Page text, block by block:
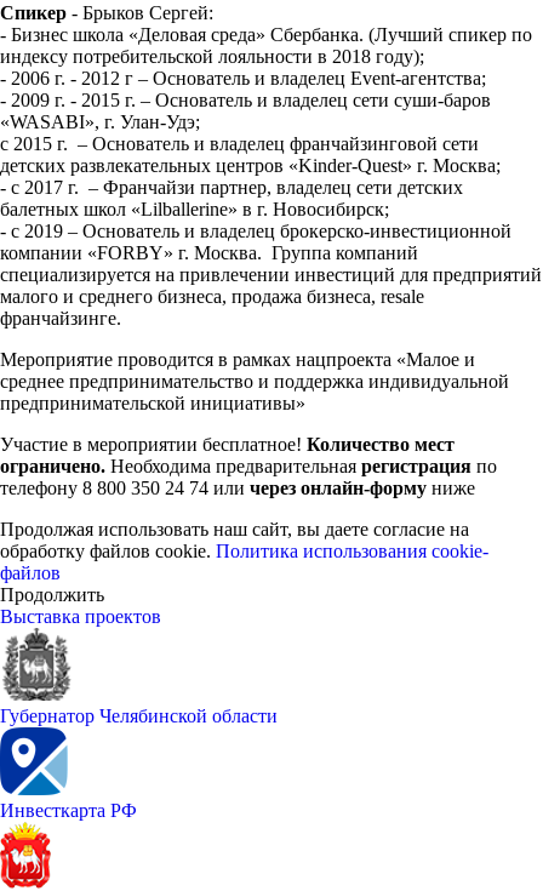
Спикер - Брыков Сергей:
- Бизнес школа «Деловая среда» Сбербанка. (Лучший спикер по
индексу потребительской лояльности в 2018 году);
- 2006 г. - 2012 г – Основатель и владелец Event-агентства;
- 2009 г. - 2015 г. – Основатель и владелец сети суши-баров
«WASABI», г. Улан-Удэ;
с 2015 г. – Основатель и владелец франчайзинговой сети
детских развлекательных центров «Kinder-Quest» г. Москва;
- с 2017 г. – Франчайзи партнер, владелец сети детских
балетных школ «Lilballerine» в г. Новосибирск;
- с 2019 – Основатель и владелец брокерско-инвестиционной
компании «FORBY» г. Москва. Группа компаний
специализируется на привлечении инвестиций для предприятий
малого и среднего бизнеса, продажа бизнеса, resale
франчайзинге.
Мероприятие проводится в рамках нацпроекта «Малое и
среднее предпринимательство и поддержка индивидуальной
предпринимательской инициативы»
Участие в мероприятии бесплатное! Количество мест
ограничено. Необходима предварительная регистрация по
телефону 8 800 350 24 74 или через онлайн-форму ниже
Продолжая использовать наш сайт, вы даете согласие на
обработку файлов cookie. Политика использования cookie-
файлов
Продолжить
Выставка проектов
Губернатор Челябинской области
Инвесткарта РФ